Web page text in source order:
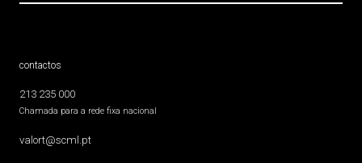
contactos
213 235 000
Chamada para a rede fixa nacional
valort@scml.pt